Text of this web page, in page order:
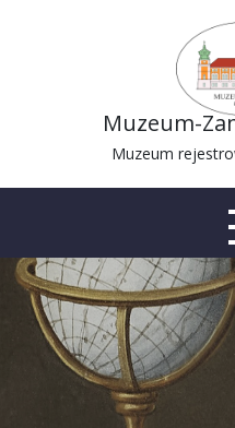
Muzeum-
Muzeum